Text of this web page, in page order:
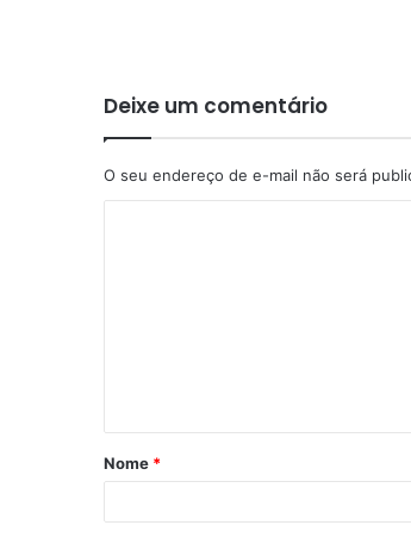
Deixe um comentário
O seu endereço de e-mail não será
Nome *